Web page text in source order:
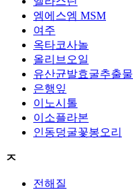
엠에스엠 MSM
여주
옥타코사놀
올리브오일
유산균발효굴추출물
은행잎
이노시톨
이소플라본
인동덩굴꽃봉오리
ㅈ
전해질